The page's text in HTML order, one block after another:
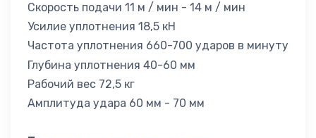
Скорость подачи 11 м / мин - 14 м / мин
Усилие уплотнения 18,5 кН
Частота уплотнения 660-700 ударов в минуту
Глубина уплотнения 40-60 мм
Рабочий вес 72,5 кг
Амплитуда удара 60 мм - 70 мм